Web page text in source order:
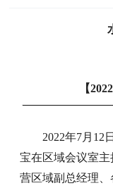
【
2022年7月12
宝在区域会议室
营区域副总经理